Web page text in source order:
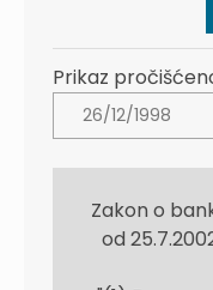
Prikaz
Zakon o
od